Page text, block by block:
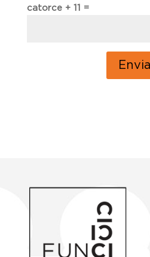
catorce + 11 =